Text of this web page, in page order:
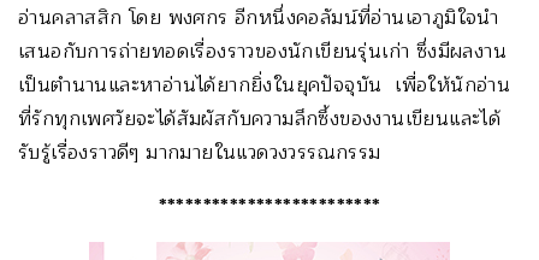
อ่านคลาสสิก โดย พงศกร อีกหนึ่งคอลัมน์ที่อ่านเอาภูมิใจนำ
เสนอกับการถ่ายทอดเรื่องราวของนักเขียนรุ่นเก่า ซึ่งมีผลงาน
เป็นตำนานและหาอ่านได้ยากยิ่งในยุคปัจจุบัน เพื่อให้นักอ่าน
ที่รักทุกเพศวัยจะได้สัมผัสกับความลึกซึ้งของงานเขียนและได้
รับรู้เรื่องราวดีๆ มากมายในแวดวงวรรณกรรม
*************************